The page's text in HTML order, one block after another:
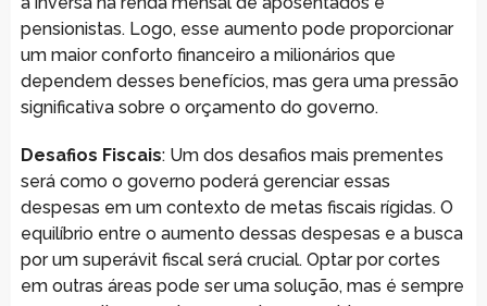
pensionistas. Logo, esse aumento pode proporcionar
um maior conforto financeiro a milionários que
dependem desses benefícios, mas gera uma pressão
significativa sobre o orçamento do governo.
Desafios Fiscais: Um dos desafios mais prementes
será como o governo poderá gerenciar essas
despesas em um contexto de metas fiscais rígidas. O
equilíbrio entre o aumento dessas despesas e a busca
por um superávit fiscal será crucial. Optar por cortes
em outras áreas pode ser uma solução, mas é sempre